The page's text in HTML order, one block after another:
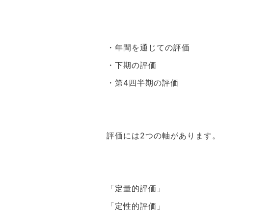
・年間を通じての評価
・下期の評価
・第4四半期の評価
評価には2つの軸があります。
「定量的評価」
「定性的評価」